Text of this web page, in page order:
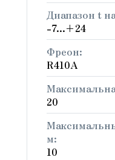
Диапазон t
-7...+24
Фреон:
R410A
20
м:
10